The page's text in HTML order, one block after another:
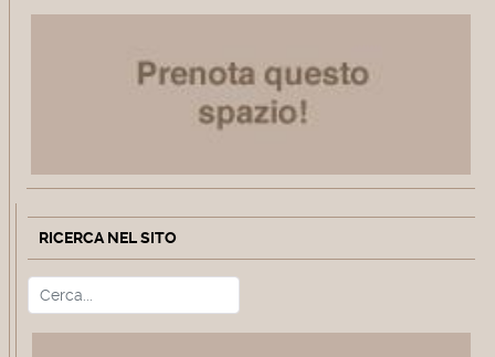
RICERCA NEL SITO
Cerca Type 2 or more characters for